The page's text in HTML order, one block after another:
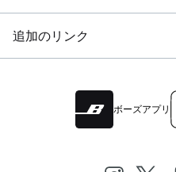
追加のリンク
ボーズアプリ